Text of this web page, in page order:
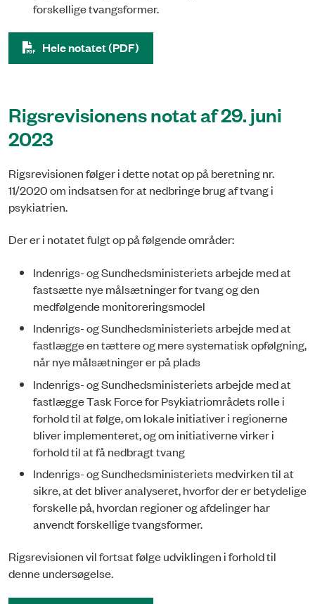
forskellige tvangsformer.
Hele notatet (PDF)
Rigsrevisionens notat af 29. juni
2023
Rigsrevisionen følger i dette notat op på beretning nr.
11/2020 om indsatsen for at nedbringe brug af tvang i
psykiatrien.
Der er i notatet fulgt op på følgende områder:
Indenrigs- og Sundhedsministeriets arbejde med at
fastsætte nye målsætninger for tvang og den
medfølgende monitoreringsmodel
Indenrigs- og Sundhedsministeriets arbejde med at
fastlægge en tættere og mere sy­stematisk opfølgning,
når nye målsætninger er på plads
Indenrigs- og Sundhedsministeriets arbejde med at
fastlægge Task Force for Psyki­atriområdets rolle i
forhold til at følge, om lokale initiativer i regionerne
bliver implementeret, og om initiativerne virker i
forhold til at få nedbragt tvang
Indenrigs- og Sundhedsministeriets medvirken til at
sikre, at det bliver analyseret, hvorfor der er betydelige
forskelle på, hvordan regioner og afdelinger har
anvendt forskellige tvangsformer.
Rigsrevisionen vil fortsat følge udviklingen i forhold til
denne undersøgelse.